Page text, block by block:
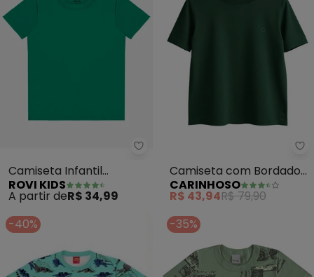
Rovi Kids - Camiseta Infantil
Camiseta Infantil
Masculina Básica (Verde)
ROVI KIDS
A partir deR$ 34,99
Camiseta com Bordado
em Pima (Verde
Esmeralda)
CARINHOSO
R$ 43,94R$ 79,90
-40%
-35%